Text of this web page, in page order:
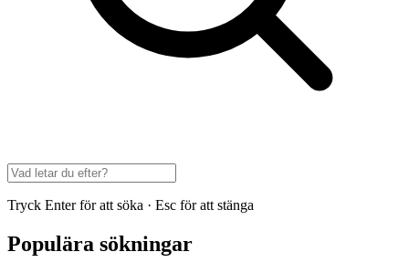
Tryck Enter för att söka · Esc för att stänga
Populära sökningar